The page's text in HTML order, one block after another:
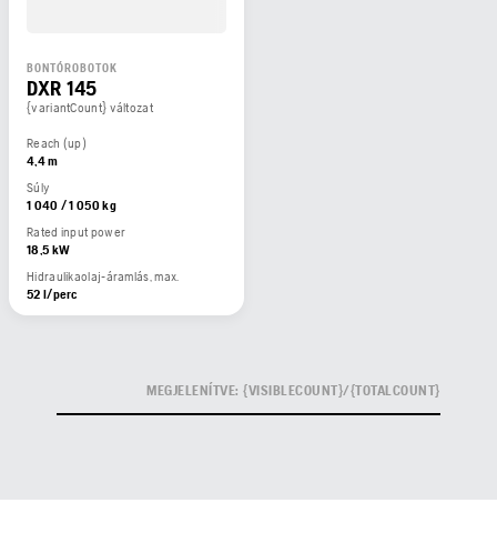
BONTÓROBOTOK
DXR 145
{variantCount} változat
Reach (up)
4,4 m
Súly
1 040 / 1 050 kg
Rated input power
18,5 kW
Hidraulikaolaj-áramlás, max.
52 l/perc
MEGJELENÍTVE: {VISIBLECOUNT}/{TOTALCOUNT}